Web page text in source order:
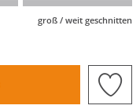
groß / weit geschnitten